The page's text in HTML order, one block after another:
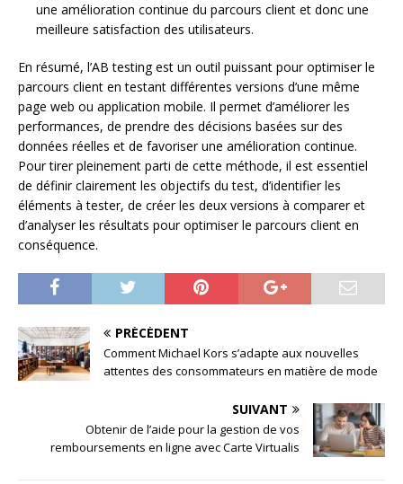
une amélioration continue du parcours client et donc une
meilleure satisfaction des utilisateurs.
En résumé, l’AB testing est un outil puissant pour optimiser le
parcours client en testant différentes versions d’une même
page web ou application mobile. Il permet d’améliorer les
performances, de prendre des décisions basées sur des
données réelles et de favoriser une amélioration continue.
Pour tirer pleinement parti de cette méthode, il est essentiel
de définir clairement les objectifs du test, d’identifier les
éléments à tester, de créer les deux versions à comparer et
d’analyser les résultats pour optimiser le parcours client en
conséquence.
PRÉCÉDENT
Comment Michael Kors s’adapte aux nouvelles
attentes des consommateurs en matière de mode
SUIVANT
Obtenir de l’aide pour la gestion de vos
remboursements en ligne avec Carte Virtualis